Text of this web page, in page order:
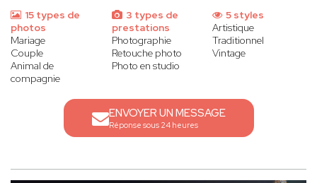
15 types de
photos
Mariage
Couple
Animal de
compagnie
3 types de
prestations
Photographie
Retouche photo
Photo en studio
5 styles
Artistique
Traditionnel
Vintage
ENVOYER UN MESSAGE
Réponse sous 24 heures